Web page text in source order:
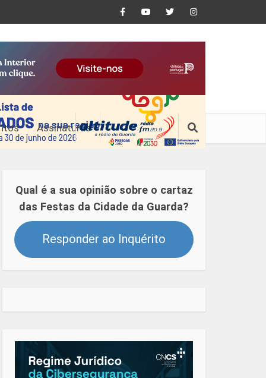
Assinaturas
Qual é a sua opinião sobre o cartaz
das Festas da Cidade da Guarda?
Responder ao Inquérito